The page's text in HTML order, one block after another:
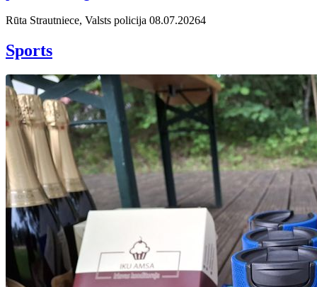
Rūta Strautniece, Valsts policija 08.07.20264
Sports